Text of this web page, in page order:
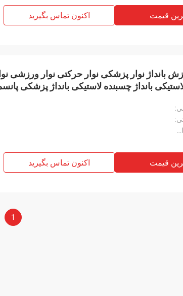
قیمت اکنون تماس بگیرید
بانداژ نوار پزشکی نوار حرکتی نوار ورزشی
لاستیکی بانداژ چسبنده لاستیکی بانداژ پزشکی
نوارهای حرکت شناسی:
قیمت اکنون تماس بگیرید
1